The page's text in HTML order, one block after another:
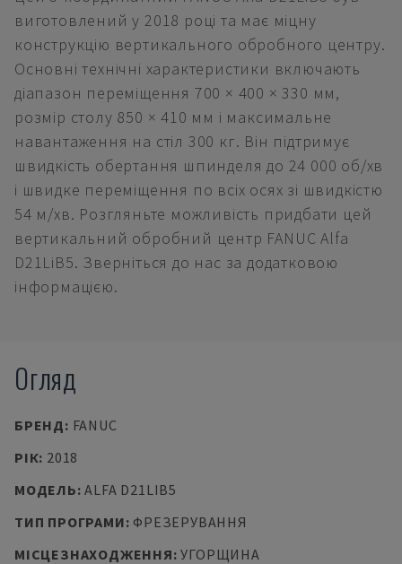
виготовлений у 2018 році та має міцну
конструкцію вертикального обробного центру.
Основні технічні характеристики включають
діапазон переміщення 700 × 400 × 330 мм,
розмір столу 850 × 410 мм і максимальне
навантаження на стіл 300 кг. Він підтримує
швидкість обертання шпинделя до 24 000 об/хв
і швидке переміщення по всіх осях зі швидкістю
54 м/хв. Розгляньте можливість придбати цей
вертикальний обробний центр FANUC Alfa
D21LiB5. Зверніться до нас за додатковою
інформацією.
Огляд
БРЕНД: FANUC
РІК: 2018
МОДЕЛЬ:ALFA D21LIB5
ТИП ПРОГРАМИ: ФРЕЗЕРУВАННЯ
МІСЦЕЗНАХОДЖЕННЯ:УГОРЩИНА